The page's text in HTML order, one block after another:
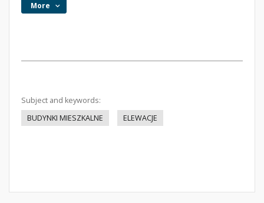
More
Subject and keywords:
BUDYNKI MIESZKALNE
ELEWACJE